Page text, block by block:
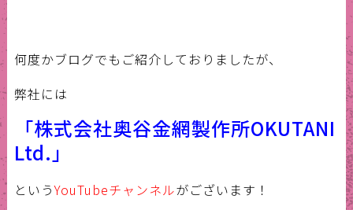
何度かブログでもご紹介しておりましたが、
弊社には
「株式会社奥谷金網製作所OKUTANI
Ltd.」
というYouTubeチャンネルがございます！